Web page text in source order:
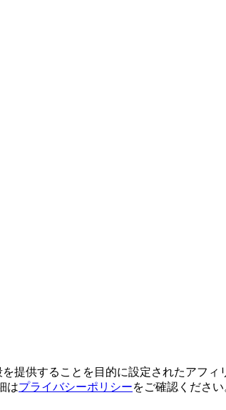
提供することを目的に設定されたアフィ
はプライバシーポリシーをご確認ください